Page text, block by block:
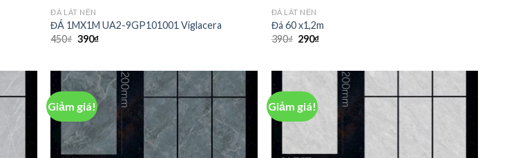
ĐÁ LÁT NỀN
ĐÁ 1MX1M UA2-9GP101001 Viglacera
450₫ 390₫
ĐÁ LÁT NỀN
Đá 60 x1,2m
390₫ 290₫
Giảm giá! Giảm giá!